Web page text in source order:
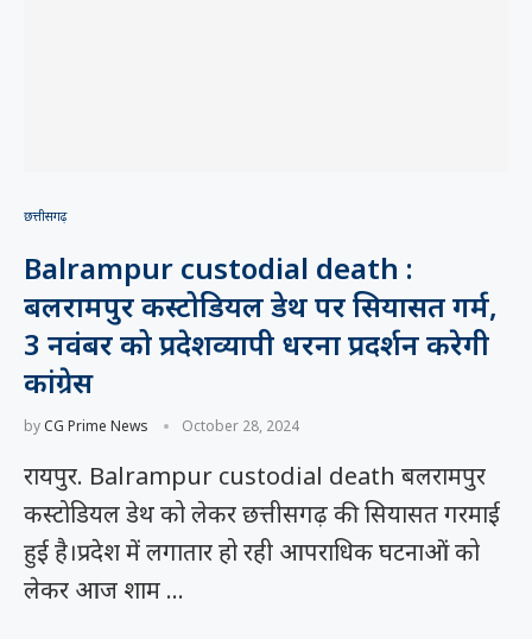
छत्तीसगढ़
Balrampur custodial death :
बलरामपुर कस्टोडियल डेथ पर सियासत गर्म,
3 नवंबर को प्रदेशव्यापी धरना प्रदर्शन करेगी
कांग्रेस
byCG Prime News October 28, 2024
रायपुर. Balrampur custodial death बलरामपुर
कस्टोडियल डेथ को लेकर छत्तीसगढ़ की सियासत गरमाई
हुई है।प्रदेश में लगातार हो रही आपराधिक घटनाओं को
लेकर आज शाम …